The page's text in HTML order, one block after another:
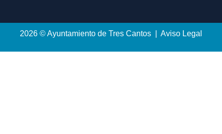
2026 © Ayuntamiento de Tres Cantos | Aviso Legal